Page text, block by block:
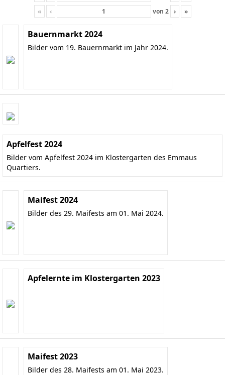
«
‹ von 2 › »
Bauernmarkt 2024
Bilder vom 19. Bauernmarkt im Jahr 2024.
Apfelfest 2024
Bilder vom Apfelfest 2024 im Klostergarten des Emmaus
Quartiers.
Maifest 2024
Bilder des 29. Maifests am 01. Mai 2024.
Apfelernte im Klostergarten 2023
Maifest 2023
Bilder des 28. Maifests am 01. Mai 2023.